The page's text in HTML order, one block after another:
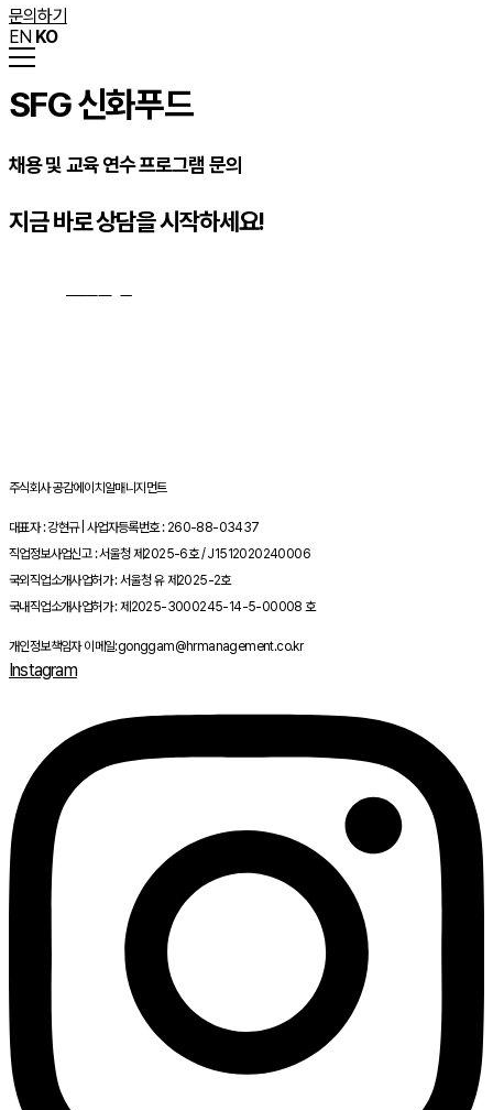
문의하기
EN KO
SFG 신화푸드
채용 및 교육 연수 프로그램 문의
지금 바로 상담을 시작하세요!
주식회사 공감에이치알매니지먼트
대표자 : 강현규 | 사업자등록번호 : 260-88-03437
직업정보사업신고 : 서울청 제2025-6호 / J1512020240006
국외직업소개사업허가 : 서울청 유 제2025-2호
국내직업소개사업허가 : 제2025-3000245-14-5-00008 호
개인정보책임자 이메일:gonggam@hrmanagement.co.kr
Instagram